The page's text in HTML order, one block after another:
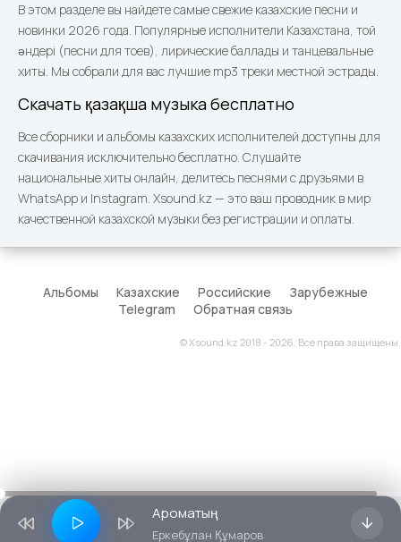
В этом разделе вы найдете самые свежие казахские песни и
новинки 2026 года. Популярные исполнители Казахстана, той
әндері (песни для тоев), лирические баллады и танцевальные
хиты. Мы собрали для вас лучшие mp3 треки местной эстрады.
Скачать қазақша музыка бесплатно
Все сборники и альбомы казахских исполнителей доступны для
скачивания исключительно бесплатно. Слушайте
национальные хиты онлайн, делитесь песнями с друзьями в
WhatsApp и Instagram. Xsound.kz — это ваш проводник в мир
качественной казахской музыки без регистрации и оплаты.
Альбомы Казахские Российские
Зарубежные
Telegram
Обратная связь
© Xsound.kz 2018 - 2026. Все права защищены.
Ароматың
Еркебұлан Құмаров